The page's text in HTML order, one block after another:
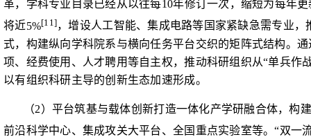
革，学科专业目录已经从以往每10年修订一次，缩短为每年
将近5%[11]，增设人工智能、集成电路等国家紧缺急需专业
式，构建纵向学科院系与横向任务平台交织的矩阵式结构。
项、经费使用、人才聘用等自主权，推动科研组织从“单兵作
以有组织科研主导的创新生态加速形成。
（2）平台筑基与载体创新打造一体化产学研融合体，构
前沿科学中心、集成攻关大平台、全国重点实验室等。“双一